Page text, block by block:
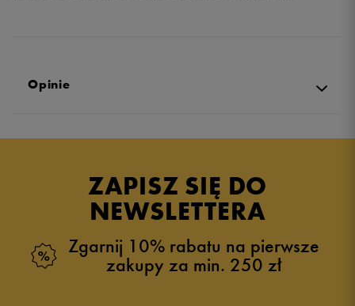
Opinie
ZAPISZ SIĘ DO
NEWSLETTERA
Zgarnij 10% rabatu na pierwsze
zakupy za min. 250 zł